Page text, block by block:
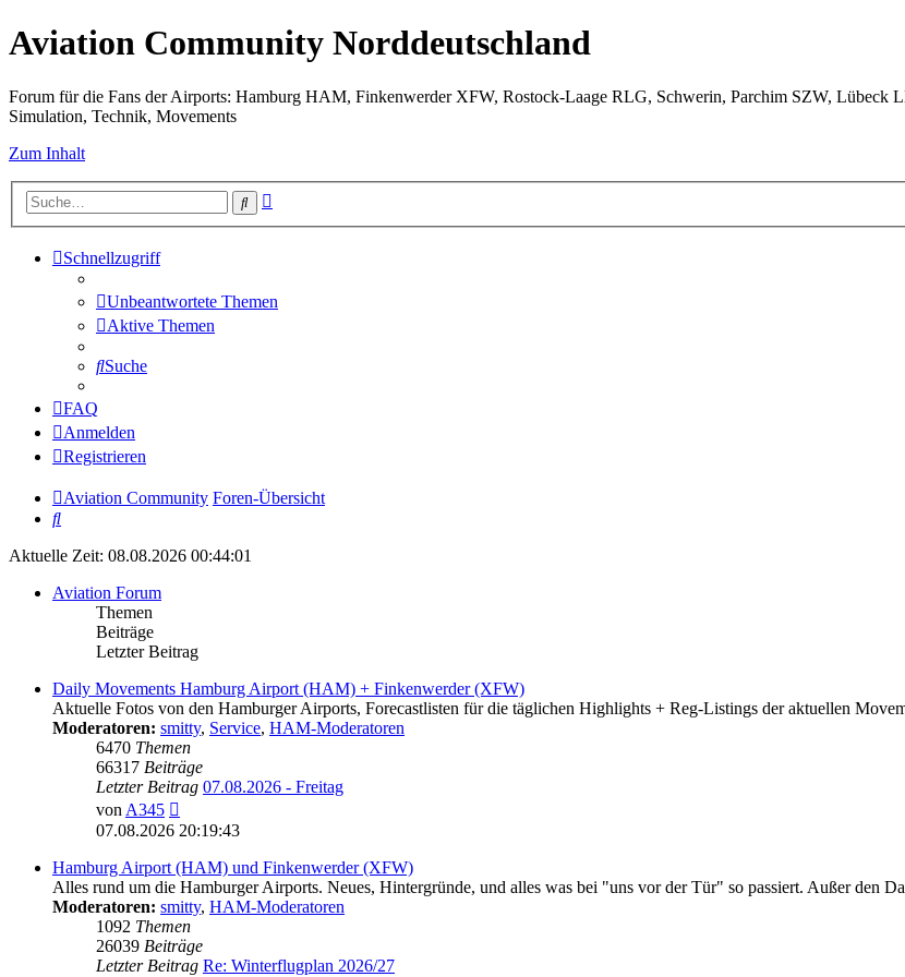
Aviation Community Norddeutschland
Forum für die Fans der Airports: Hamburg HAM, Finkenwerder XFW, Rostock-Laage RLG, Schwerin, Parchim SZW,
Simulation, Technik, Movements
Zum Inhalt
Suche
Schnellzugriff
Unbeantwortete Themen
Aktive Themen
Suche
FAQ
Anmelden
Registrieren
Aviation Community Foren-Übersicht
Suche
Aktuelle Zeit: 08.08.2026 00:44:01
Aviation Forum
Themen
Beiträge
Letzter Beitrag
Daily Movements Hamburg Airport (HAM) + Finkenwerder (XFW)
Aktuelle Fotos von den Hamburger Airports, Forecastlisten für die täglichen Highlights + Reg-Listings der aktuellen
Moderatoren: smitty, Service, HAM-Moderatoren
6470 Themen
66317 Beiträge
Letzter Beitrag 07.08.2026 - Freitag
vonA345
Beitrag
07.08.2026 20:19:43
Hamburg Airport (HAM) und Finkenwerder (XFW)
Alles rund um die Hamburger Airports. Neues, Hintergründe, und alles was bei "uns vor der Tür" so passiert. Außer den
Moderatoren: smitty, HAM-Moderatoren
1092 Themen
26039 Beiträge
Letzter Beitrag Re: Winterflugplan 2026/27